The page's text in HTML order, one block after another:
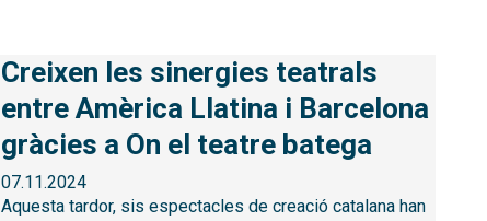
Creixen les sinergies teatrals
entre Amèrica Llatina i Barcelona
gràcies a On el teatre batega
07.11.2024
Aquesta tardor, sis espectacles de creació catalana han